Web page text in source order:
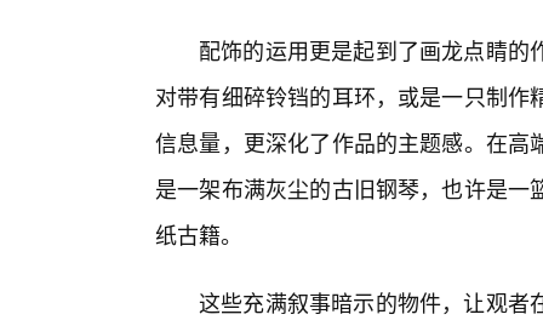
配饰的运用更是起到了画龙点睛
对带有细碎铃铛的耳环，或是一只制
信息量，更深化了作品的主题感。在
是一架布满灰尘的古旧钢琴，也许是
纸古籍。
这些充满叙事暗示的物件，让观者